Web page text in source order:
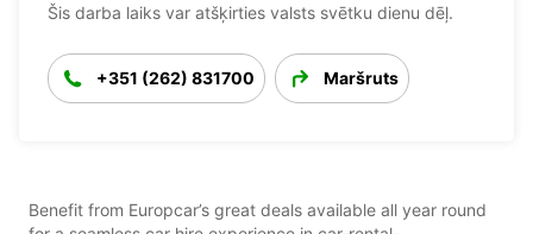
Šis darba laiks var atšķirties valsts svētku dienu dēļ.
+351 (262) 831700 Maršruts
Benefit from Europcar’s great deals available all year round